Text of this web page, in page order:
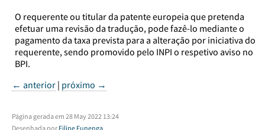
O requerente ou titular da patente europeia que pretenda
efetuar uma revisão da tradução, pode fazê-lo mediante o
pagamento da taxa prevista para a alteração por iniciativa do
requerente, sendo promovido pelo INPI o respetivo aviso no
BPI.
← anterior | próximo →
Página gerada em 28 May 2022 13:24
Desenhada por Filipe Funenga